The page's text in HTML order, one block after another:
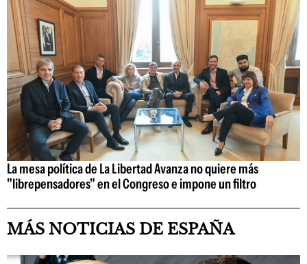
La mesa política de La Libertad Avanza no quiere más
"librepensadores" en el Congreso e impone un filtro
MÁS NOTICIAS DE ESPAÑA